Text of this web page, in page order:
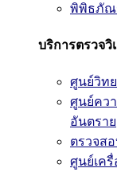
พิพิธภัณ
บริการตรวจ
ศูนย์วิท
ศูนย์คว
อันตราย
ตรวจส
ศูนย์เค